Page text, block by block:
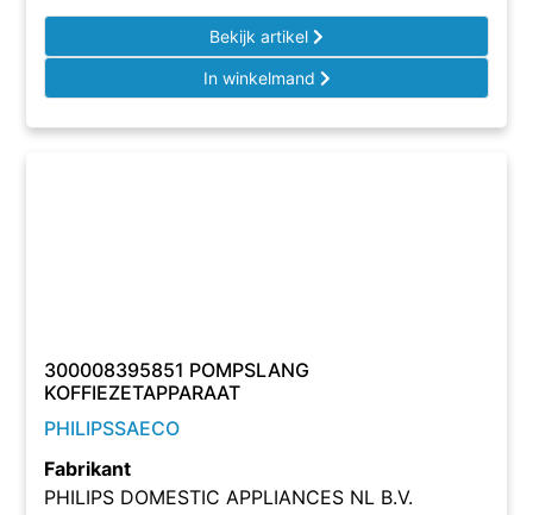
Bekijk artikel
In winkelmand
300008395851 POMPSLANG
KOFFIEZETAPPARAAT
PHILIPSSAECO
Fabrikant
PHILIPS DOMESTIC APPLIANCES NL B.V.